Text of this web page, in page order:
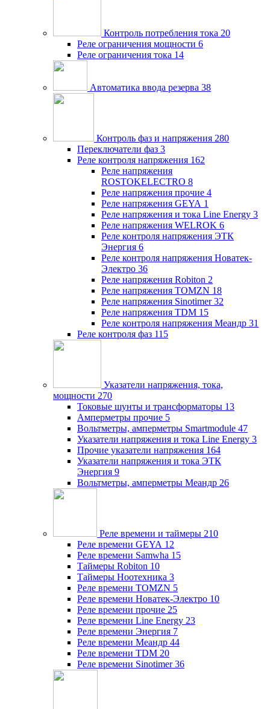
Контроль потребления тока 20
Реле ограничения мощности 6
Реле ограничения тока 14
Автоматика ввода резерва 38
Контроль фаз и напряжения 280
Переключатели фаз 3
Реле контроля напряжения 162
Реле напряжения
ROSTOKELECTRO 8
Реле напряжения прочие 4
Реле напряжения GEYA 1
Реле напряжения и тока Line Energy 3
Реле напряжения WELROK 6
Реле контроля напряжения ЭТК
Энергия 6
Реле контроля напряжения Новатек-
Электро 36
Реле напряжения Robiton 2
Реле напряжения TOMZN 18
Реле напряжения Sinotimer 32
Реле напряжения TDM 15
Реле контроля напряжения Меандр 31
Реле контроля фаз 115
Указатели напряжения, тока,
мощности 270
Токовые шунты и трансформаторы 13
Амперметры прочие 5
Вольтметры, амперметры Smartmodule 47
Указатели напряжения и тока Line Energy 3
Прочие указатели напряжения 164
Указатели напряжения и тока ЭТК
Энергия 9
Вольтметры, амперметры Меандр 26
Реле времени и таймеры 210
Реле времени GEYA 12
Реле времени Samwha 15
Таймеры Robiton 10
Таймеры Ноотехника 3
Реле времени TOMZN 5
Реле времени Новатек-Электро 10
Реле времени прочие 25
Реле времени Line Energy 23
Реле времени Энергия 7
Реле времени Меандр 44
Реле времени TDM 20
Реле времени Sinotimer 36